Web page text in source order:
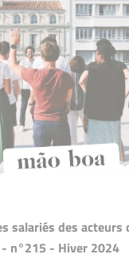
salariés des acteurs
n°215 - Hiver 2024